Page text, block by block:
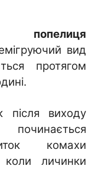
попелиця
вид
протягом
після виходу
комахи
личинки